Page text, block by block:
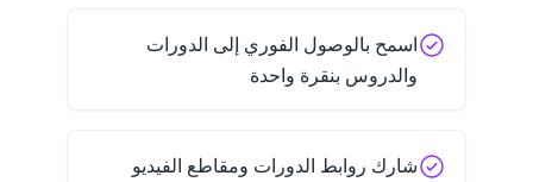
اسمح بالوصول الفوري إلى الدورات
والدروس بنقرة واحدة
شارك روابط الدورات ومقاطع الفيديو